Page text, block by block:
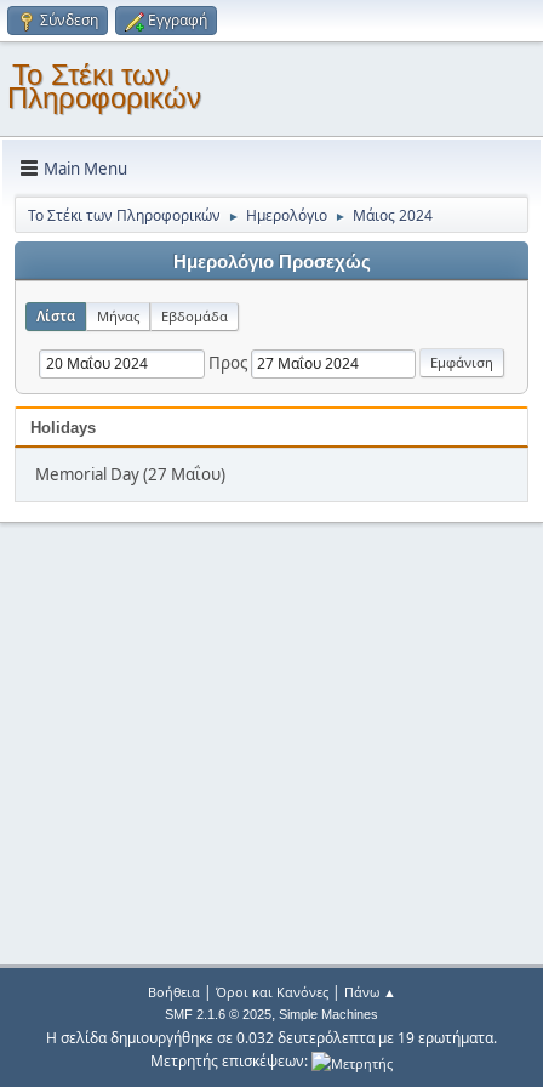
Σύνδεση Εγγραφή
Το Στέκι των
Πληροφορικών
Main Menu
Το Στέκι των Πληροφορικών ► Ημερολόγιο ► Μάιος 2024
Ημερολόγιο Προσεχώς
Λίστα Μήνας Εβδομάδα
Προς
Holidays
Memorial Day (27 Μαΐου)
Βοήθεια| Όροι και Κανόνες| Πάνω ▲
SMF 2.1.6 © 2025, Simple Machines
Η σελίδα δημιουργήθηκε σε 0.032 δευτερόλεπτα με 19 ερωτήματα.
Μετρητής επισκέψεων: